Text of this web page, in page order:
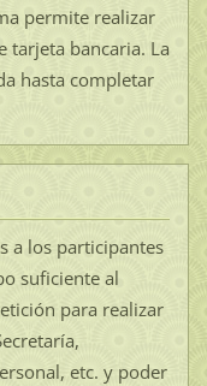
permite realizar
tarjeta bancaria. La
hasta completar
a los participantes
suficiente al
para realizar
etc. y poder